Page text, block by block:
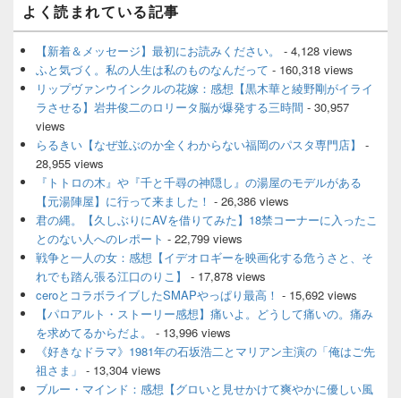
ン
サ
イ
バ
ィ
ェ
エ
ア
よく読まれている記事
【新着＆メッセージ】最初にお読みください。
- 4,128 views
ふと気づく。私の人生は私のものなんだって - 160,318 views
リップヴァンウインクルの花嫁：感想【黒木華と綾野剛がイライ
ラさせる】岩井俊二のロリータ脳が爆発する三時間 - 30,957
views
らるきい【なぜ並ぶのか全くわからない福岡のパスタ専門店】
-
28,955 views
『トトロの木』や『千と千尋の神隠し』の湯屋のモデルがある
【元湯陣屋】に行って来ました！ - 26,386 views
君の縄。【久しぶりにAVを借りてみた】18禁コーナーに入ったこ
とのない人へのレポート - 22,799 views
戦争と一人の女：感想【イデオロギーを映画化する危うさと、そ
れでも踏ん張る江口のりこ】
- 17,878 views
ceroとコラボライブしたSMAPやっぱり最高！ - 15,692 views
【パロアルト・ストーリー感想】痛いよ。どうして痛いの。痛み
を求めてるからだよ。
- 13,996 views
《好きなドラマ》1981年の石坂浩二とマリアン主演の「俺はご先
祖さま」 - 13,304 views
ブルー・マインド：感想【グロいと見せかけて爽やかに優しい風